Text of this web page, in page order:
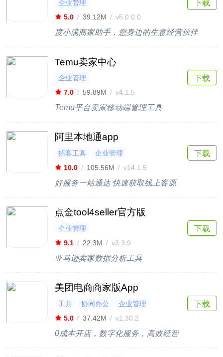
企业管理
5.0 / 39.12M / v5.0.0.0
度小满商家助手，您身边的生意经营伙伴
下载
Temu卖家中心
企业管理
7.0 / 59.89M / v4.1.5
Temu平台卖家移动端管理工具
下载
阿里本地通app
拓客工具
企业管理
10.0 / 105.56M / v14.1.9
好服务一站通达 快速获取线上客源
下载
点金tool4seller官方版
企业管理
9.1 / 22.3M / v3.3.9
亚马逊卖家数据分析工具
下载
美团电商商家版App
工具 协同办公
企业管理
5.0 / 37.42M / v1.30.2
0成本开店，数字化服务，高效经营
下载